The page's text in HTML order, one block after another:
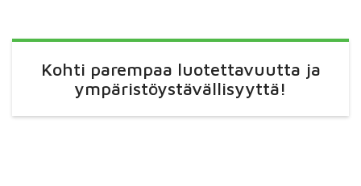
Kohti parempaa luotettavuutta ja
ympäristöystävällisyyttä!